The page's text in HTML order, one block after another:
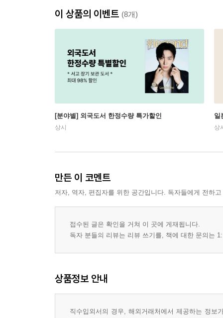
이 상품의 이벤트 (8개)
[분야별] 외국도서 한정수량 특가할인
상시
일
상
만든 이 코멘트
저자, 역자, 편집자를 위한 공간입니다. 독자들에게 전하
접수된 글은 확인을 거쳐 이 곳에 게재됩니다.
독자 분들의 리뷰는 리뷰 쓰기를, 책에 대한 문의는
상품정보 안내
직수입외서의 경우, 해외거래처에서 제공하는 정